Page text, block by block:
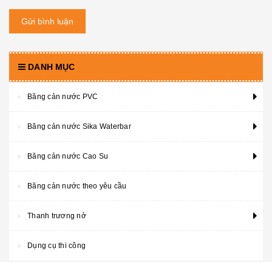
Gửi bình luận
DANH MỤC
Băng cản nước PVC
Băng cản nước Sika Waterbar
Băng cản nước Cao Su
Băng cản nước theo yêu cầu
Thanh trương nở
Dụng cụ thi công